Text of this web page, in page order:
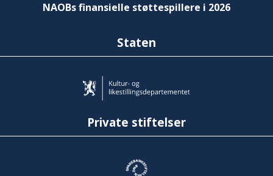
NAOBs finansielle støttespillere i 2026
Staten
Private stiftelser